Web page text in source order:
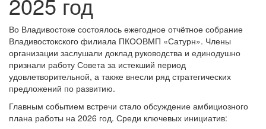
Во Владивостоке состоялось ежегодное отчётное собрание
Владивостокского филиала ПКООВМП «Сатурн». Члены
организации заслушали доклад руководства и единодушно
признали работу Совета за истекший период
удовлетворительной, а также внесли ряд стратегических
предложений по развитию.
Главным событием встречи стало обсуждение амбициозного
плана работы на 2026 год. Среди ключевых инициатив: